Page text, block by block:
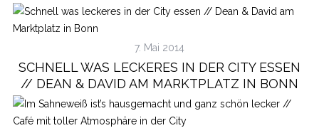
7. Mai 2014
SCHNELL WAS LECKERES IN DER CITY ESSEN
// DEAN & DAVID AM MARKTPLATZ IN BONN